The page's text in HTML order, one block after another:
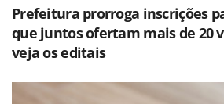
Prefeitura prorroga inscrições
que juntos ofertam mais de 20
veja os editais